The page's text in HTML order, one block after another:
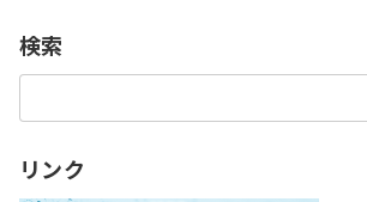
検索
リンク